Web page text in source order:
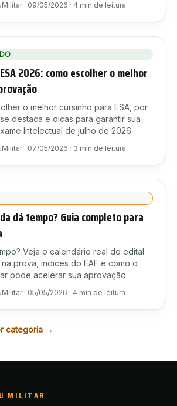
· 09/05/2026 · 4 min de leitura
2026: como escolher o melhor
o melhor cursinho para ESA, por
destaca e dicas para garantir sua
Intelectual de julho de 2026.
· 07/05/2026 · 3 min de leitura
dá tempo? Guia completo para
Veja o calendário real do edital
prova, índices do EAF e como o
pode acelerar sua aprovação.
· 05/05/2026 · 4 min de leitura
categoria →
MILITAR